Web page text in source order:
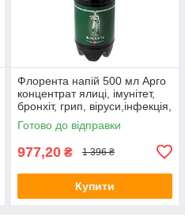
Флорента напій 500 мл Арго
концентрат ялиці, імунітет,
бронхіт, грип, віруси,інфекція,
для дітей, дорослих
Готово до відправки
977,20 ₴ 1 396 ₴
Купити